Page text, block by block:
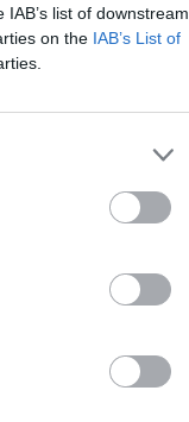
list of downstream
on the IAB’s List of
για
την